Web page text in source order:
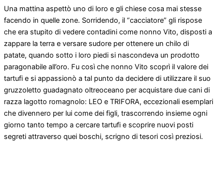
Una mattina aspettò uno di loro e gli chiese cosa mai stesse
facendo in quelle zone. Sorridendo, il “cacciatore” gli rispose
che era stupito di vedere contadini come nonno Vito, disposti a
zappare la terra e versare sudore per ottenere un chilo di
patate, quando sotto i loro piedi si nascondeva un prodotto
paragonabile all’oro. Fu così che nonno Vito scoprì il valore dei
tartufi e si appassionò a tal punto da decidere di utilizzare il suo
gruzzoletto guadagnato oltreoceano per acquistare due cani di
razza lagotto romagnolo: LEO e TRIFORA, eccezionali esemplari
che divennero per lui come dei figli, trascorrendo insieme ogni
giorno tanto tempo a cercare tartufi e scoprire nuovi posti
segreti attraverso quei boschi, scrigno di tesori così preziosi.